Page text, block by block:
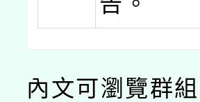
內文可瀏覽群組